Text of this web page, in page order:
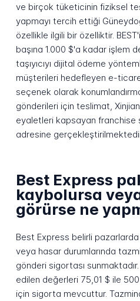
ve birçok tüketicinin fiziksel
yapmayı tercih ettiği
özellikle ilgili bir özelliktir.
başına 1.000 $'a kadar işlem
taşıyıcıyı dijital ödeme
müşterileri hedefleyen e-
seçenek olarak
gönderileri için teslimat,
eyaletleri kapsayan franchise
adresine
Best Express
kaybolursa
görürse ne
Best Express belirli pazarlarda
veya hasar durumlarında
gönderi sigortası
edilen değerleri 75,01 $ ile
için sigorta mevcuttur.